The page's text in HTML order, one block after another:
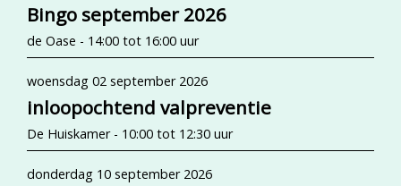
Bingo september 2026
de Oase - 14:00 tot 16:00 uur
woensdag 02 september 2026
inloopochtend valpreventie
De Huiskamer - 10:00 tot 12:30 uur
donderdag 10 september 2026